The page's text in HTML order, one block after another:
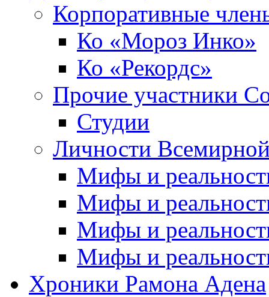
Корпоративные
Ко «Мороз Инко»
Ко «Рекордс»
Прочие участники
Студии
Личности
Мифы и
Мифы и
Мифы и
Мифы и
Хроники Рамона Адена